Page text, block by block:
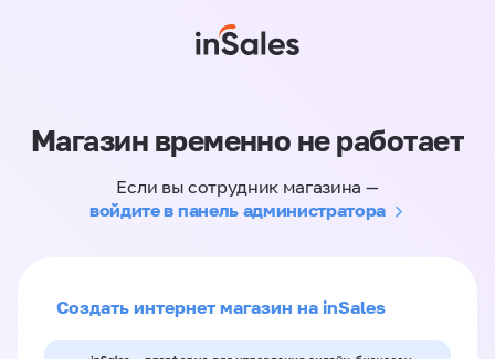
Магазин временно не работает
Если вы сотрудник магазина —
войдите в панель администратора
Создать интернет магазин на inSales